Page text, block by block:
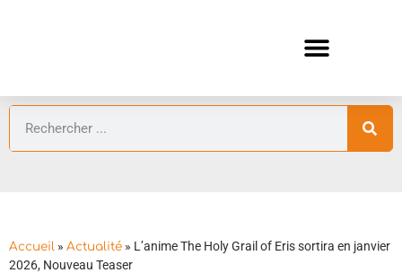
Accueil » Actualité » L’anime The Holy Grail of Eris sortira en janvier
2026, Nouveau Teaser